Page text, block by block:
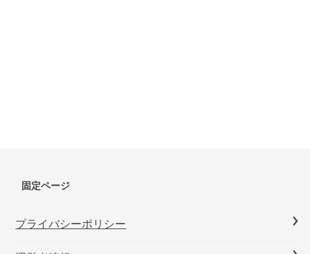
固定ページ
プライバシーポリシー